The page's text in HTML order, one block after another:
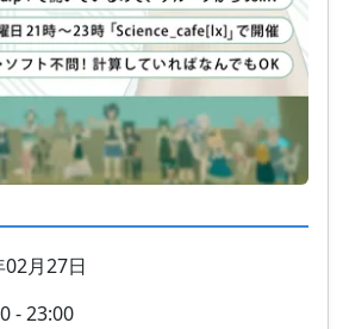
月27日
- 23:00